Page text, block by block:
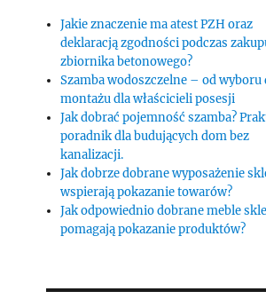
Jakie znaczenie ma atest PZH oraz
deklaracją zgodności podczas
zbiornika betonowego?
Szamba wodoszczelne – od wyboru
montażu dla właścicieli posesji
Jak dobrać pojemność szamba?
poradnik dla budujących dom bez
kanalizacji.
Jak dobrze dobrane wyposażenie
wspierają pokazanie towarów?
Jak odpowiednio dobrane meble
pomagają pokazanie produktów?